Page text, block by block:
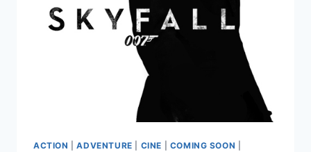
ACTION |ADVENTURE CINE COMING SOON